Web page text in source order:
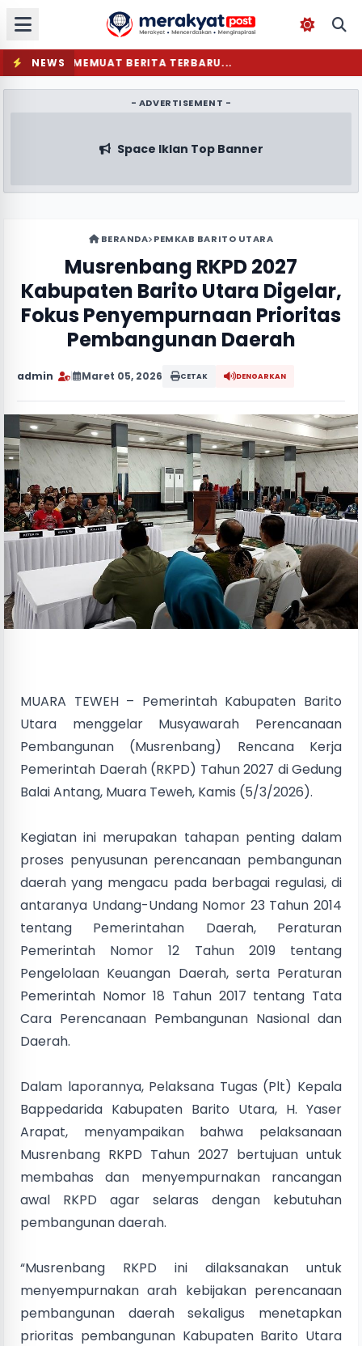
NEWS MEMUAT BERITA TERBARU...
- ADVERTISEMENT -
Space Iklan Top Banner
BERANDA PEMKAB BARITO UTARA
Musrenbang RKPD 2027
Kabupaten Barito Utara Digelar,
Fokus Penyempurnaan Prioritas
Pembangunan Daerah
admin Maret 05, 2026 CETAK DENGARKAN
MUARA TEWEH – Pemerintah Kabupaten Barito
Utara menggelar Musyawarah Perencanaan
Pembangunan (Musrenbang) Rencana Kerja
Pemerintah Daerah (RKPD) Tahun 2027 di Gedung
Balai Antang, Muara Teweh, Kamis (5/3/2026).
Kegiatan ini merupakan tahapan penting dalam
proses penyusunan perencanaan pembangunan
daerah yang mengacu pada berbagai regulasi, di
antaranya Undang-Undang Nomor 23 Tahun 2014
tentang Pemerintahan Daerah, Peraturan
Pemerintah Nomor 12 Tahun 2019 tentang
Pengelolaan Keuangan Daerah, serta Peraturan
Pemerintah Nomor 18 Tahun 2017 tentang Tata
Cara Perencanaan Pembangunan Nasional dan
Daerah.
Dalam laporannya, Pelaksana Tugas (Plt) Kepala
Bappedarida Kabupaten Barito Utara, H. Yaser
Arapat, menyampaikan bahwa pelaksanaan
Musrenbang RKPD Tahun 2027 bertujuan untuk
membahas dan menyempurnakan rancangan
awal RKPD agar selaras dengan kebutuhan
pembangunan daerah.
“Musrenbang RKPD ini dilaksanakan untuk
menyempurnakan arah kebijakan perencanaan
pembangunan daerah sekaligus menetapkan
prioritas pembangunan Kabupaten Barito Utara